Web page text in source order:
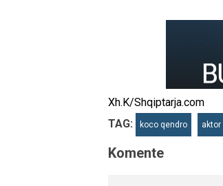
Xh.K/Shqiptarja.com
TAG:
koco qendro aktor
Komente